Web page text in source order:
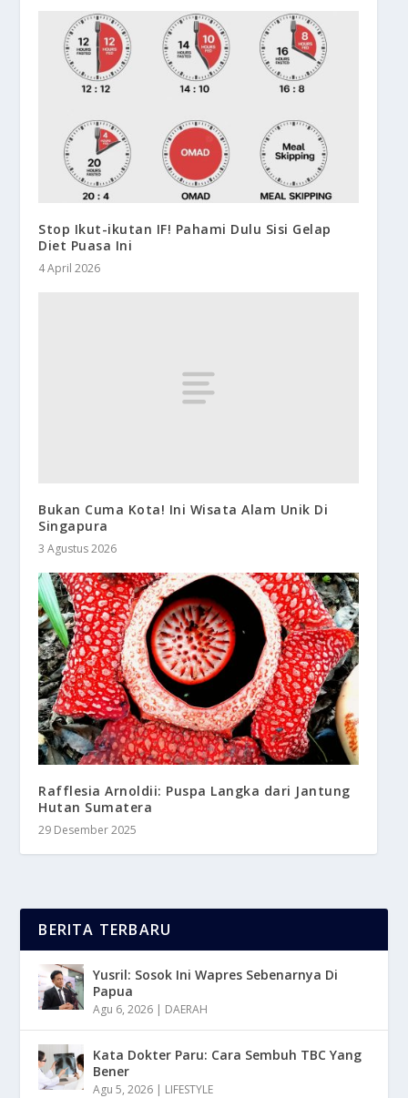
Stop Ikut-ikutan IF! Pahami Dulu Sisi Gelap
Diet Puasa Ini
4 April 2026
Bukan Cuma Kota! Ini Wisata Alam Unik Di
Singapura
3 Agustus 2026
Rafflesia Arnoldii: Puspa Langka dari Jantung
Hutan Sumatera
29 Desember 2025
BERITA TERBARU
Yusril: Sosok Ini Wapres Sebenarnya Di
Papua
Agu 6, 2026 | DAERAH
Kata Dokter Paru: Cara Sembuh TBC Yang
Bener
Agu 5, 2026 | LIFESTYLE